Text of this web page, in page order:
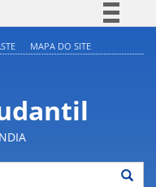
Acesso à informação
Legislação
Canais
MAPA DO SITE